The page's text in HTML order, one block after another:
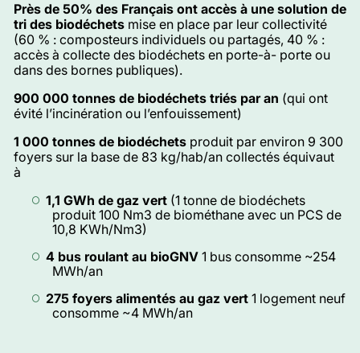
Près de 50% des Français ont accès à une solution de
tri des biodéchets mise en place par leur collectivité
(60 % : composteurs individuels ou partagés, 40 % :
accès à collecte des biodéchets en porte-à- porte ou
dans des bornes publiques).
900 000 tonnes de biodéchets triés par an (qui ont
évité l’incinération ou l’enfouissement)
1 000 tonnes de biodéchets produit par environ 9 300
foyers sur la base de 83 kg/hab/an collectés équivaut
à
1,1 GWh de gaz vert (1 tonne de biodéchets
produit 100 Nm3 de biométhane avec un PCS de
10,8 KWh/Nm3)
4 bus roulant au bioGNV 1 bus consomme ~254
MWh/an
275 foyers alimentés au gaz vert 1 logement neuf
consomme ~4 MWh/an